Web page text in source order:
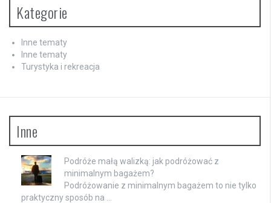
Kategorie
Inne tematy
Inne tematy
Turystyka i rekreacja
Inne
Podróże małą walizką: jak podróżować z
minimalnym bagażem?
Podróżowanie z minimalnym bagażem to nie tylko
praktyczny sposób na …